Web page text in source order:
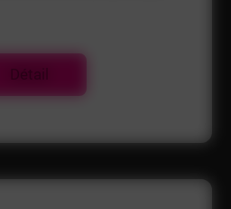
Détail